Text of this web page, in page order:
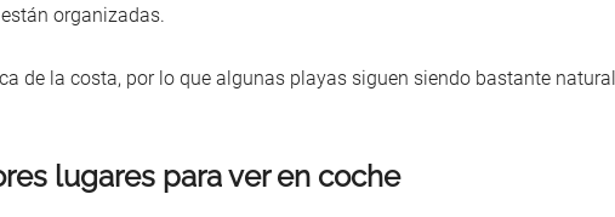
organizadas.
de la costa, por lo que algunas playas siguen siendo bastante
lugares para ver en coche